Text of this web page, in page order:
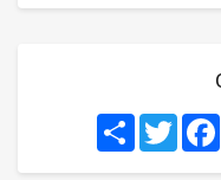
Share